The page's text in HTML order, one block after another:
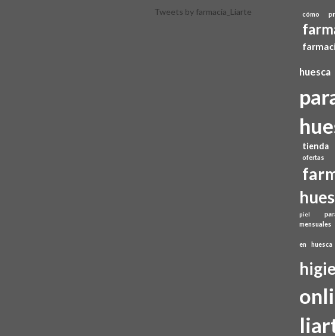
Tweets by farmacia_Liarte cómo
huesca
tienda
piel
mensuales
en huesca